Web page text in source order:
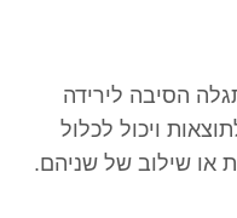
הסיבה לירידה
ויכול לכלול
או שילוב של שניהם.